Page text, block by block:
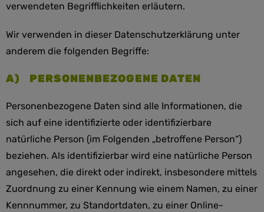
verwendeten Begrifflichkeiten erläutern.
Wir verwenden in dieser Datenschutzerklärung unter
anderem die folgenden Begriffe:
A) PERSONENBEZOGENE DATEN
Personenbezogene Daten sind alle Informationen, die
sich auf eine identifizierte oder identifizierbare
natürliche Person (im Folgenden „betroffene Person“)
beziehen. Als identifizierbar wird eine natürliche Person
angesehen, die direkt oder indirekt, insbesondere mittels
Zuordnung zu einer Kennung wie einem Namen, zu einer
Kennnummer, zu Standortdaten, zu einer Online-